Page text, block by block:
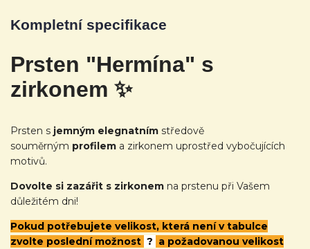
Kompletní specifikace
Prsten "Hermína" s
zirkonem ✨
Prsten s jemným elegnatním středově
souměrným profilem a zirkonem uprostřed vybočujících
motivů.
Dovolte si zazářit s zirkonem na prstenu při Vašem
důležitém dni!
Pokud potřebujete velikost, která není v tabulce
zvolte poslední možnost ? a požadovanou velikost